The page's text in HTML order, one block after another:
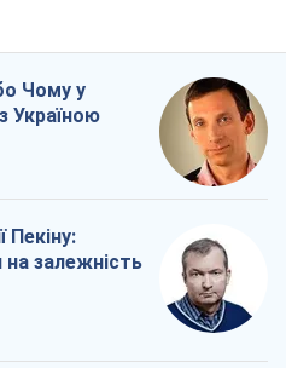
Чому у
Україною
Пекіну:
залежність